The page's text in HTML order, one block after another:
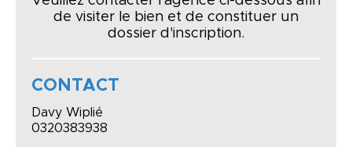
de visiter le bien et de constituer un
dossier d'inscription.
CONTACT
Davy Wiplié
0320383938